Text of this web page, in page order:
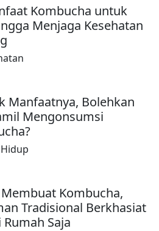
Kombucha untuk
Menjaga Kesehatan
Manfaatnya, Bolehkan
Mengonsumsi
Membuat Kombucha,
Tradisional Berkhasiat
Saja